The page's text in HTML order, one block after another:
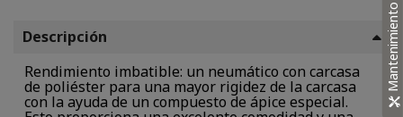
Descripción
Rendimiento imbatible: un neumático con carcasa
de poliéster para una mayor rigidez de la carcasa
con la ayuda de un compuesto de ápice especial.
Mantenimiento